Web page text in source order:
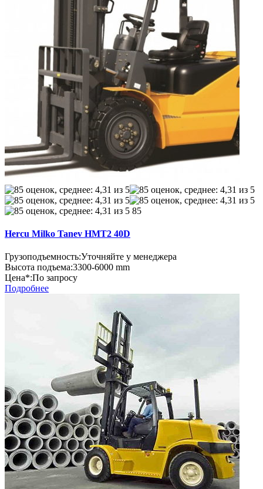
85
Hercu Milko Tanev HMT2 40D
Грузоподъемность:Уточняйте у менеджера
Высота подъема:3300-6000 mm
Цена*:По запросу
Подробнее